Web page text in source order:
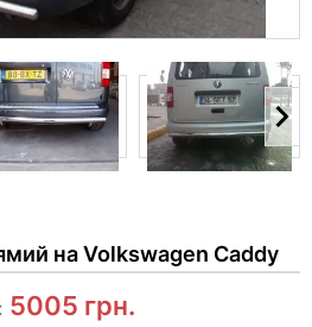
на Volkswagen Caddy
5005 грн.